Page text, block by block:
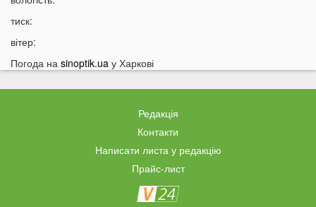
18:12
Отримав переказ на картку? Штраф 34 тисячі
На Волині військові ТЦК вибили вікно авто у
присутності поліції
На Волині жінка під час сварки вдарила чоловіка
ножем: чим усе закінчилося
тиск:
вітер:
Погода на sinoptik.ua у Харкові
Редакція
Контакти
Написати листа у редакцію
Прайс-лист